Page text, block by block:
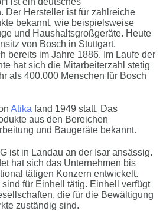
Der Hersteller ist für zahlreiche
bekannt, wie beispielsweise
und Haushaltsgroßgeräte. Heute
von Bosch in Stuttgart.
bereits im Jahre 1886. Im Laufe der
hat sich die Mitarbeiterzahl stetig
als 400.000 Menschen für Bosch
Atika fand 1949 statt. Das
aus den Bereichen
und Baugeräte bekannt.
ist in Landau an der Isar ansässig.
hat sich das Unternehmen bis
tätigen Konzern entwickelt.
für Einhell tätig. Einhell verfügt
die für die Bewältigung
zuständig sind.